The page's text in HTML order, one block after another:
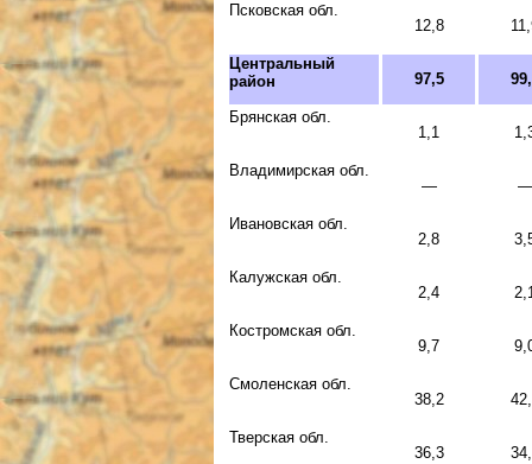
Псковская обл.
12,8
Центральный
район
97,5
Брянская обл.
1,1
Владимирская обл.
—
—
Ивановская обл.
2,8
Калужская обл.
2,4
Костромская обл.
9,7
Смоленская обл.
38,2
Тверская обл.
36,3